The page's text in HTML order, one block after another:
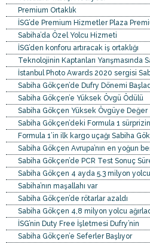
Premium Ortaklık
İSG’de Premium Hizmetler Plaza
Sabiha’da Özel Yolcu Hizmeti
İSG’den konforu artıracak iş ortaklığı
Teknolojinin Kaptanları Yarışmasında
İstanbul Photo Awards 2020 sergisi
Sabiha Gökçen’de Dufry Dönemi
Sabiha Gökçen’e Yüksek Övgü Ödülü
Sabiha Gökçen Yüksek Övgüye Değer
Sabiha Gökçen’deki Formula 1
Formula 1’in ilk kargo uçağı Sabiha
Sabiha Gökçen Avrupa’nın en yoğun
Sabiha Gökçen’de PCR Test Sonuç
Sabiha Gökçen 4 ayda 5.3 milyon yolcu
Sabiha’nın maşallahı var
Sabiha Gökçen’de rötarlar azaldı
Sabiha Gökçen 4,8 milyon yolcu
İSG’nin Duty Free İşletmesi Dufry’nin
Sabiha Gökçen’e Seferler Başlıyor